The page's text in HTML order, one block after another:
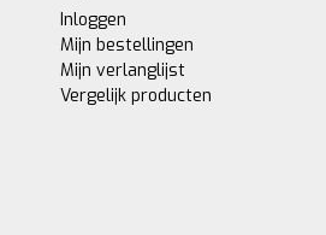
Inloggen
Mijn bestellingen
Mijn verlanglijst
Vergelijk producten